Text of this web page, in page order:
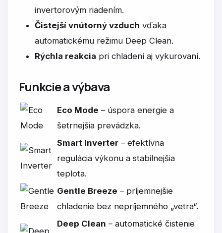
invertorovým riadením.
Čistejší vnútorný vzduch vďaka
automatickému režimu Deep Clean.
Rýchla reakcia pri chladení aj vykurovaní.
Funkcie a výbava
Eco Mode – úspora energie a
šetrnejšia prevádzka.
Smart Inverter – efektívna
regulácia výkonu a stabilnejšia
teplota.
Gentle Breeze – príjemnejšie
chladenie bez nepríjemného „vetra“.
Deep Clean – automatické čistenie